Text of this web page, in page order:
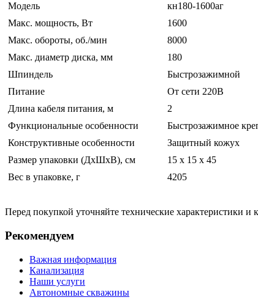
Модель
кн180-1600аг
Макс. мощность, Вт
1600
Макс. обороты, об./мин
8000
Макс. диаметр диска, мм
180
Шпиндель
Быстрозажимной
Питание
От сети 220В
Длина кабеля питания, м
2
Функциональные особенности
Быстрозажимное
Конструктивные особенности
Защитный кожух
Размер упаковки (ДхШхВ), см
15 x 15 x 45
Вес в упаковке, г
4205
Перед покупкой уточняйте технические характеристики и
Рекомендуем
Важная информация
Канализация
Наши услуги
Автономные скважины